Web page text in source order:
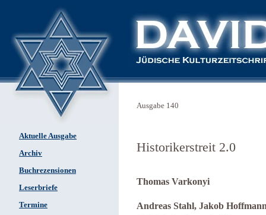
Aktuelle Ausgabe
Archiv
Buchrezensionen
Leserbriefe
Termine
Ausgabe 140
Historikerstreit 2.0
Thomas Varkonyi
Andreas Stahl, Jakob